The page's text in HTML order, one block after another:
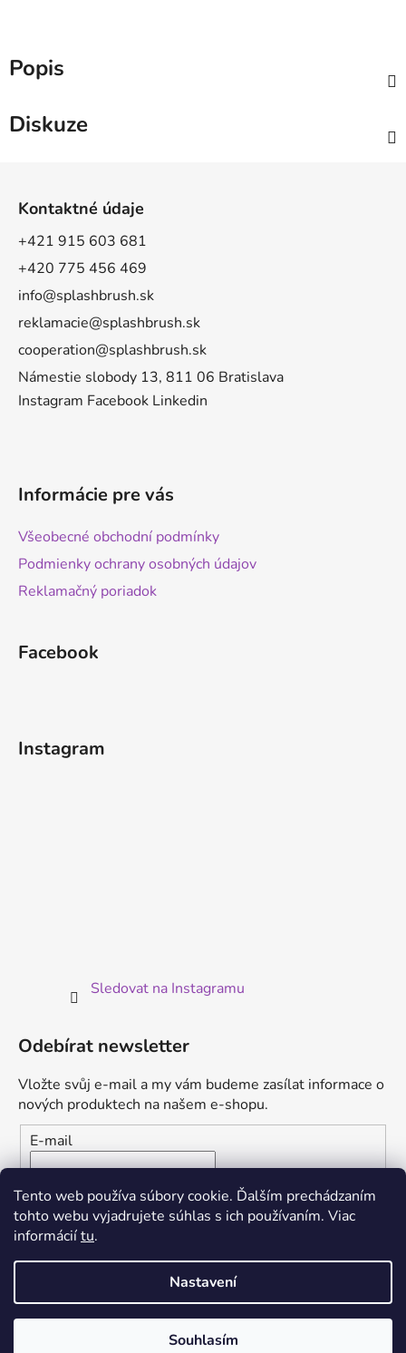
Tento web používa súbory cookie. Ďalším prechádzaním
tohto webu vyjadrujete súhlas s ich používaním. Viac
informáciítu.
Nastavení
Souhlasím
Popis
Diskuze
Kontaktné údaje
+421 915 603 681
+420 775 456 469
info@splashbrush.sk
reklamacie@splashbrush.sk
cooperation@splashbrush.sk
Námestie slobody 13, 811 06 Bratislava
Instagram Facebook Linkedin
Informácie pre vás
Všeobecné obchodní podmínky
Podmienky ochrany osobných údajov
Reklamačný poriadok
Facebook
Instagram
Sledovat na Instagramu
Odebírat newsletter
Vložte svůj e-mail a my vám budeme zasílat informace o
nových produktech na našem e-shopu.
E-mail
Vložením e-mailu súhlasíte s
podmienkami ochrany
osobných údajov
Vytvořil Shoptet